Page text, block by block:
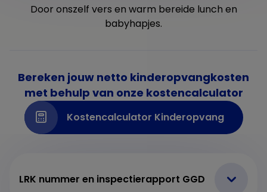
Door onszelf vers en warm bereide lunch en
babyhapjes.
Bereken jouw netto kinderopvangkosten
met behulp van onze kostencalculator
Kostencalculator Kinderopvang
LRK nummer en inspectierapport GGD